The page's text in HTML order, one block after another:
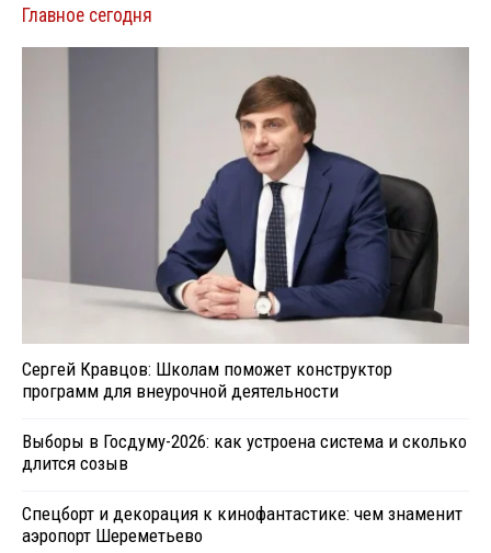
Главное сегодня
Сергей Кравцов: Школам поможет конструктор
программ для внеурочной деятельности
Выборы в Госдуму-2026: как устроена система и сколько
длится созыв
Спецборт и декорация к кинофантастике: чем знаменит
аэропорт Шереметьево